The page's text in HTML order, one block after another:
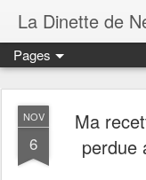
La Dinette de
Pages
NOV
6
Ma
perdue